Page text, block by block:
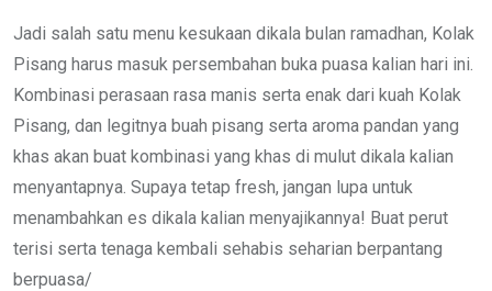
Jadi salah satu menu kesukaan dikala bulan ramadhan, Kolak
Pisang harus masuk persembahan buka puasa kalian hari ini.
Kombinasi perasaan rasa manis serta enak dari kuah Kolak
Pisang, dan legitnya buah pisang serta aroma pandan yang
khas akan buat kombinasi yang khas di mulut dikala kalian
menyantapnya. Supaya tetap fresh, jangan lupa untuk
menambahkan es dikala kalian menyajikannya! Buat perut
terisi serta tenaga kembali sehabis seharian berpantang
berpuasa/